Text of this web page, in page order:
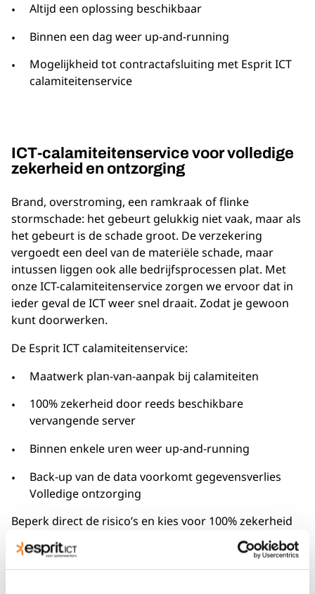
Altijd een oplossing beschikbaar
Binnen een dag weer up-and-running
Mogelijkheid tot contractafsluiting met Esprit ICT
calamiteitenservice
ICT-calamiteitenservice voor volledige
zekerheid en ontzorging
Brand, overstroming, een ramkraak of flinke
stormschade: het gebeurt gelukkig niet vaak, maar als
het gebeurt is de schade groot. De verzekering
vergoedt een deel van de materiële schade, maar
intussen liggen ook alle bedrijfsprocessen plat. Met
onze ICT-calamiteitenservice zorgen we ervoor dat in
ieder geval de ICT weer snel draait. Zodat je gewoon
kunt doorwerken.
De Esprit ICT calamiteitenservice:
Maatwerk plan-van-aanpak bij calamiteiten
100% zekerheid door reeds beschikbare
vervangende server
Binnen enkele uren weer up-and-running
Back-up van de data voorkomt gegevensverlies
Volledige ontzorging
Beperk direct de risico’s en kies voor 100% zekerheid
van de Esprit ICT calamiteitenservice. Met onze ICT-
calamiteitenservice stellen we samen een plan-van-
aanpak op, zodat we de benodigde ICT-apparatuur